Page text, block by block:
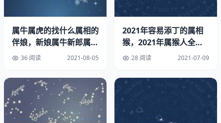
属牛属虎的找什么属相的
伴娘，新娘属牛新郎属虎
想找伴娘伴郎，应该找什
36 阅读 2021-08-05
2021年容易添丁的属相
猴，2021年属猴人全年
运势女
28 阅读 2021-07-09